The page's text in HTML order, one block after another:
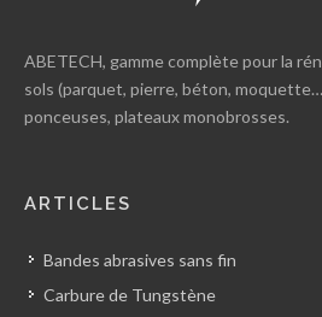
ABETECH, gamme complète pour la
sols (parquet, pierre, béton,
ponceuses, plateaux monobrosses.
ARTICLES
Bandes abrasives sans fin
Carbure de Tungstène